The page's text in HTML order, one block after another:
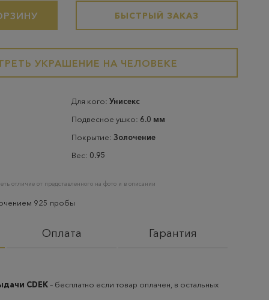
БЫСТРЫЙ ЗАКАЗ
УКРАШЕНИЕ НА ЧЕЛОВЕКЕ
Для кого: Унисекс
Подвесное ушко: 6.0 мм
Покрытие: Золочение
Вес: 0.95
отличие от представленного на фото и в описании
925 пробы
Оплата Гарантия
CDEK– бесплатно если товар оплачен, в остальных